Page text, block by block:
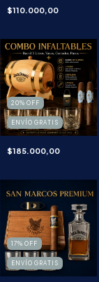
$110.000,00
20% OFF
ENVÍO GRATIS
$185.000,00
17% OFF
ENVÍO GRATIS